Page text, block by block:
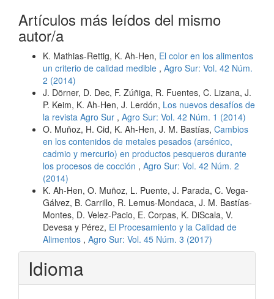
Artículos más leídos del mismo
autor/a
K. Mathias-Rettig, K. Ah-Hen, El color en los alimentos
un criterio de calidad medible , Agro Sur: Vol. 42 Núm.
2 (2014)
J. Dörner, D. Dec, F. Zúñiga, R. Fuentes, C. Lizana, J.
P. Keim, K. Ah-Hen, J. Lerdón, Los nuevos desafíos de
la revista Agro Sur , Agro Sur: Vol. 42 Núm. 1 (2014)
O. Muñoz, H. Cid, K. Ah-Hen, J. M. Bastías, Cambios
en los contenidos de metales pesados (arsénico,
cadmio y mercurio) en productos pesqueros durante
los procesos de cocción , Agro Sur: Vol. 42 Núm. 2
(2014)
K. Ah-Hen, O. Muñoz, L. Puente, J. Parada, C. Vega-
Gálvez, B. Carrillo, R. Lemus-Mondaca, J. M. Bastías-
Montes, D. Velez-Pacio, E. Corpas, K. DiScala, V.
Devesa y Pérez, El Procesamiento y la Calidad de
Alimentos , Agro Sur: Vol. 45 Núm. 3 (2017)
Idioma